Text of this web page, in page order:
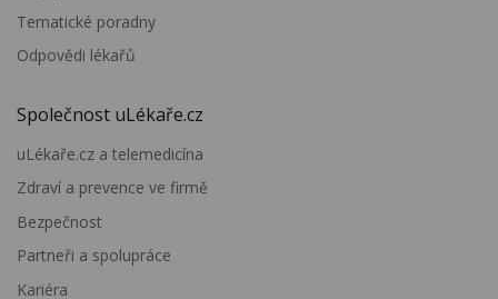
Tematické poradny
Odpovědi lékařů
Společnost uLékaře.cz
uLékaře.cz a telemedicína
Zdraví a prevence ve firmě
Bezpečnost
Partneři a spolupráce
Kariéra